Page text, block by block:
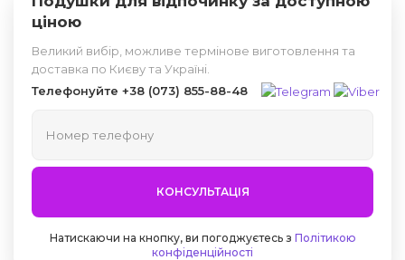
ціною
Великий вибір, можливе термінове виготовлення та
доставка по Києву та Україні.
Телефонуйте +38 (073) 855-88-48
КОНСУЛЬТАЦІЯ
Натискаючи на кнопку, ви погоджуєтесь з Політикою
конфіденційності